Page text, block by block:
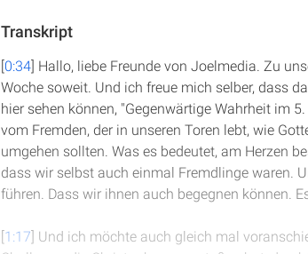
Transkript
[0:34] Hallo, liebe Freunde von Joelmedia. Zu
Woche soweit. Und ich freue mich selber, dass
hier sehen können, "Gegenwärtige Wahrheit im
vom Fremden, der in unseren Toren lebt, wie
umgehen sollten. Was es bedeutet, am Herzen
dass wir selbst auch einmal Fremdlinge waren.
führen. Dass wir ihnen auch begegnen können.
[1:17] Und ich möchte auch gleich mal